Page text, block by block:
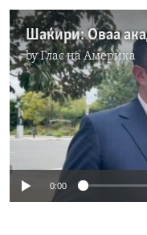
byГлас на Америка
No media
0:00